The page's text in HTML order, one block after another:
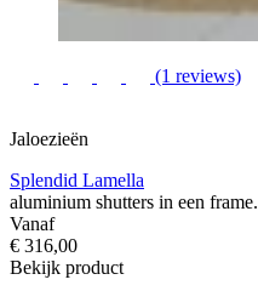
(1 reviews)
Jaloezieën
Splendid Lamella
aluminium shutters in een frame.
Vanaf
€ 316,00
Bekijk product